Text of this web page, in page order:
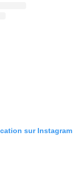
sur Instagram